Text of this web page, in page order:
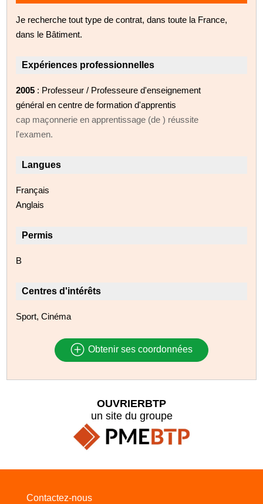
Je recherche tout type de contrat, dans toute la France,
dans le Bâtiment.
Expériences professionnelles
2005 : Professeur / Professeure d'enseignement
général en centre de formation d'apprentis
cap maçonnerie en apprentissage (de ) réussite
l'examen.
Langues
Français
Anglais
Permis
B
Centres d'intérêts
Sport, Cinéma
Obtenir ses coordonnées
OUVRIERBTP
un site du groupe
Contactez-nous